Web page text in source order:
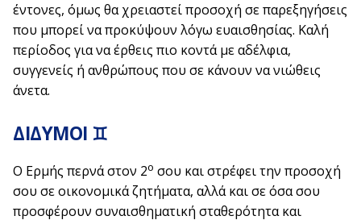
έντονες, όμως θα χρειαστεί προσοχή σε παρεξηγήσεις
που μπορεί να προκύψουν λόγω ευαισθησίας. Καλή
περίοδος για να έρθεις πιο κοντά με αδέλφια,
συγγενείς ή ανθρώπους που σε κάνουν να νιώθεις
άνετα.
ΔΙΔΥΜΟΙ ♊
Ο Ερμής περνά στον 2ο σου και στρέφει την προσοχή
σου σε οικονομικά ζητήματα, αλλά και σε όσα σου
προσφέρουν συναισθηματική σταθερότητα και